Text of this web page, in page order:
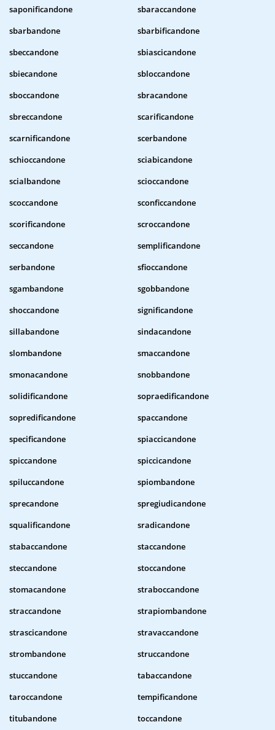
saponificandone
sbaraccandone
sbarbandone
sbarbificandone
sbeccandone
sbiascicandone
sbiecandone
sbloccandone
sboccandone
sbracandone
sbreccandone
scarificandone
scarnificandone
scerbandone
schioccandone
sciabicandone
scialbandone
scioccandone
scoccandone
sconficcandone
scorificandone
scroccandone
seccandone
semplificandone
serbandone
sfioccandone
sgambandone
sgobbandone
shoccandone
significandone
sillabandone
sindacandone
slombandone
smaccandone
smonacandone
snobbandone
solidificandone
sopraedificandone
sopredificandone
spaccandone
specificandone
spiaccicandone
spiccandone
spiccicandone
spiluccandone
spiombandone
sprecandone
spregiudicandone
squalificandone
sradicandone
stabaccandone
staccandone
steccandone
stoccandone
stomacandone
straboccandone
straccandone
strapiombandone
strascicandone
stravaccandone
strombandone
struccandone
stuccandone
tabaccandone
taroccandone
tempificandone
titubandone
toccandone